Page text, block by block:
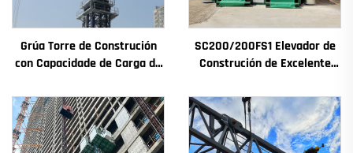
Grúa Torre de Construción
con Capacidade de Carga de
Cambios Motor de
Engranaxes Coxinetes
Principais
SC200/200FS1 Elevador de
Construción de Excelente
de Edificios e Pozo de
Ascensor para Alxeria